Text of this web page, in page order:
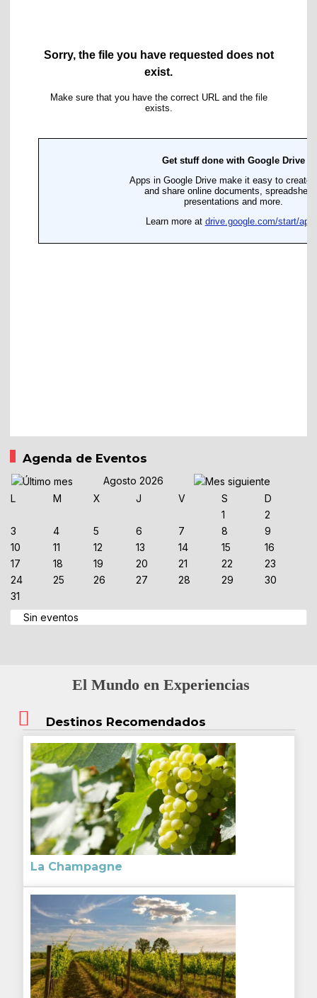
Agenda de Eventos
Agosto 2026
L
M X J V S
D
1
2
3
4 5 6 7 8
9
10
11 12 13 14 15
16
17
18 19 20 21 22
23
24
25 26 27 28 29
30
31
Sin eventos
El Mundo en Experiencias
Destinos Recomendados
La Champagne